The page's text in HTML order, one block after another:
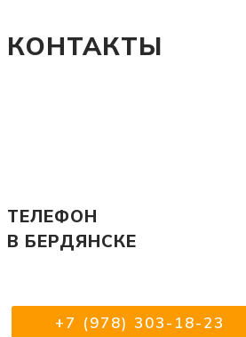
КОНТАКТЫ
ТЕЛЕФОН
В БЕРДЯНСКЕ
+7 (978) 303-18-23